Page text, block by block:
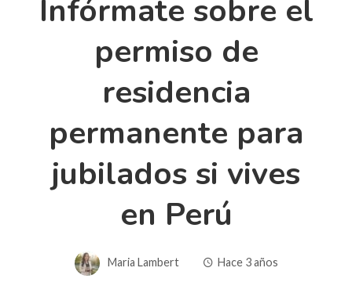
Infórmate sobre el
permiso de
residencia
permanente para
jubilados si vives
en Perú
Maria Lambert Hace 3 años